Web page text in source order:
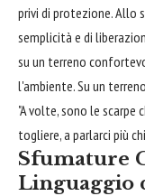
privi di protezione. Allo
semplicità e di
su un terreno
l'ambiente. Su un
"A volte, sono le scarpe
togliere, a parlarci più
Sfumature
Linguaggio